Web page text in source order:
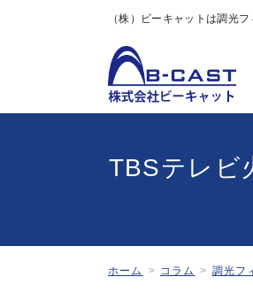
（株）ビーキャットは調光
TBSテレビ
ホーム コラム 調光フ